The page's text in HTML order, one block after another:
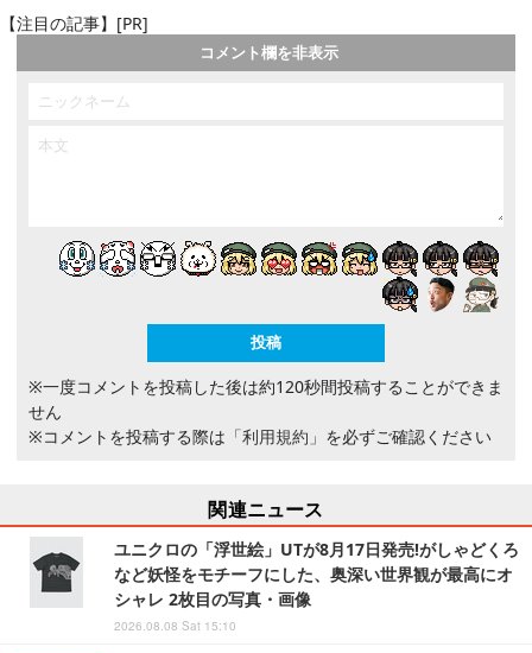
【注目の記事】[PR]
コメント欄を非表示
※一度コメントを投稿した後は約120秒間投稿することができま
せん
※コメントを投稿する際は 「利用規約」 を必ずご確認ください
関連ニュース
ユニクロの「浮世絵」UTが8月17日発売!がしゃどくろ
など妖怪をモチーフにした、奥深い世界観が最高にオ
シャレ 2枚目の写真・画像
2026.08.08 Sat 15:10